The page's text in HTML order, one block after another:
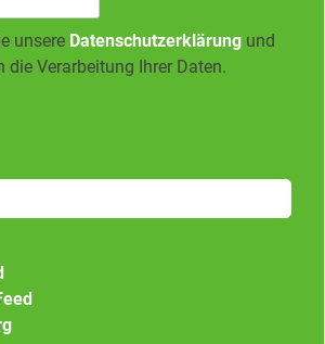
unsere Datenschutzerklärung und
die Verarbeitung Ihrer Daten.